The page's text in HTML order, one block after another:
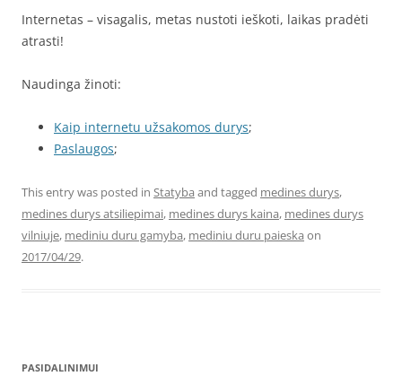
Internetas – visagalis, metas nustoti ieškoti, laikas pradėti
atrasti!
Naudinga žinoti:
Kaip internetu užsakomos durys;
Paslaugos;
This entry was posted in Statyba and tagged medines durys,
medines durys atsiliepimai, medines durys kaina, medines durys
vilniuje, mediniu duru gamyba, mediniu duru paieska on
2017/04/29.
PASIDALINIMUI